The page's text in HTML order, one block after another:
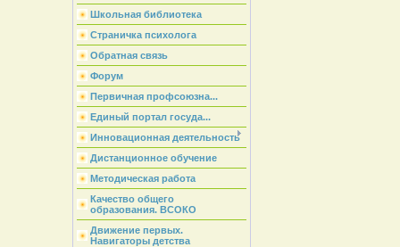
Школьная библиотека
Страничка психолога
Обратная связь
Форум
Первичная профсоюзна...
Единый портал госуда...
Инновационная деятельность
Дистанционное обучение
Методическая работа
Качество общего
образования. ВСОКО
Движение первых.
Навигаторы детства